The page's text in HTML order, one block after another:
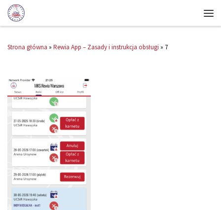
Strona główna » Rewia App – Zasady i instrukcja obsługi » 7